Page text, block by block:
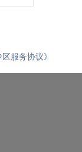
服务协议》